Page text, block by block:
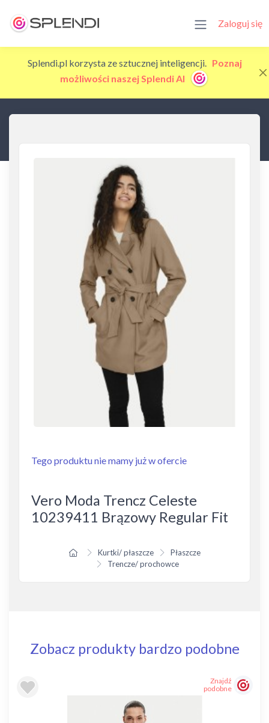
Zaloguj się
Splendi.pl korzysta ze sztucznej inteligencji. Poznaj
możliwości naszej Splendi AI
Tego produktu nie mamy już w ofercie
Vero Moda Trencz Celeste
10239411 Brązowy Regular Fit
Kurtki/ płaszcze
Płaszcze
Trencze/ prochowce
Zobacz produkty bardzo podobne
Znajdź
podobne